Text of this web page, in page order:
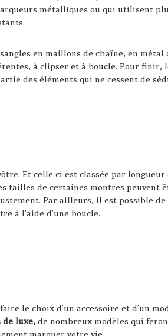
métalliques ou qui utilisent
en maillons de chaîne, en
à clipser et à boucle. Pour
des éléments qui ne cessent de
Et celle-ci est classée par
tailles de certaines montres peuvent
Par ailleurs, il est possible
à l’aide d’une boucle.
le choix d’un accessoire et d’un
de luxe, de nombreux modèles qui
marquer votre vie.